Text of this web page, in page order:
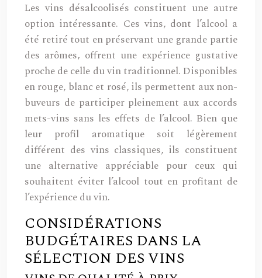
Les vins désalcoolisés constituent une autre
option intéressante. Ces vins, dont l’alcool a
été retiré tout en préservant une grande partie
des arômes, offrent une expérience gustative
proche de celle du vin traditionnel. Disponibles
en rouge, blanc et rosé, ils permettent aux non-
buveurs de participer pleinement aux accords
mets-vins sans les effets de l’alcool. Bien que
leur profil aromatique soit légèrement
différent des vins classiques, ils constituent
une alternative appréciable pour ceux qui
souhaitent éviter l’alcool tout en profitant de
l’expérience du vin.
CONSIDÉRATIONS
BUDGÉTAIRES DANS LA
SÉLECTION DES VINS